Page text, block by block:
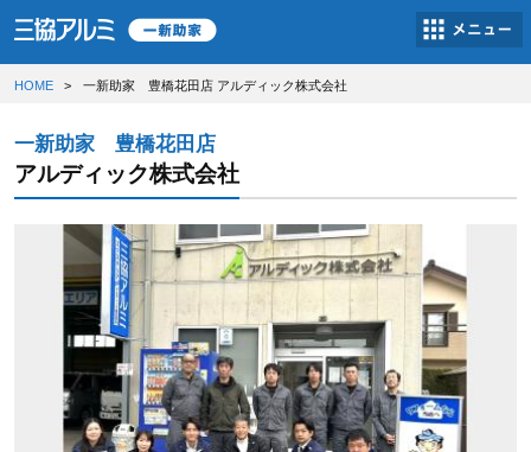
HOME 一新助家 豊橋花田店 アルディック株式会社
一新助家 豊橋花田店
アルディック株式会社